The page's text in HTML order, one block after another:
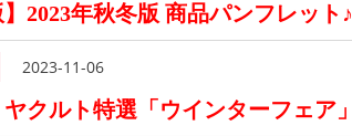
】2023年秋冬版 商品パンフレット♪
2023-11-06
クルト特選「ウインターフェア」